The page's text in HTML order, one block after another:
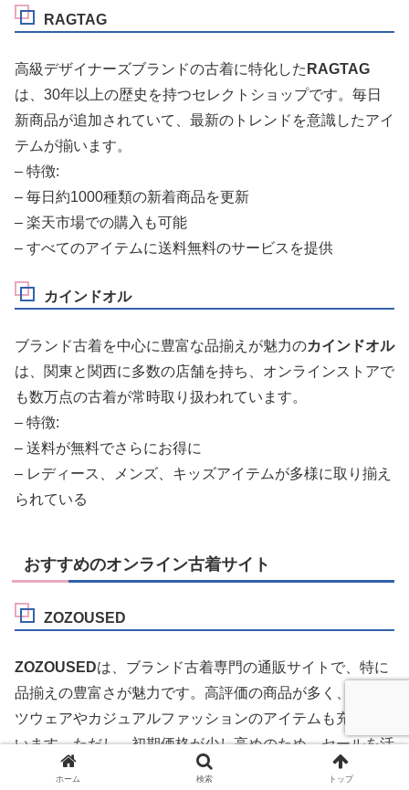
RAGTAG
高級デザイナーズブランドの古着に特化した RAGTAG
は、30年以上の歴史を持つセレクトショップです。毎日
新商品が追加されていて、最新のトレンドを意識したアイ
テムが揃います。
– 特徴:
– 毎日約1000種類の新着商品を更新
– 楽天市場での購入も可能
– すべてのアイテムに送料無料のサービスを提供
カインドオル
ブランド古着を中心に豊富な品揃えが魅力のカインドオル
は、関東と関西に多数の店舗を持ち、オンラインストアで
も数万点の古着が常時取り扱われています。
– 特徴:
– 送料が無料でさらにお得に
– レディース、メンズ、キッズアイテムが多様に取り揃え
られている
おすすめのオンライン古着サイト
ZOZOUSED
ZOZOUSEDは、ブランド古着専門の通販サイトで、特に
品揃えの豊富さが魅力です。高評価の商品が多く、スポー
ツウェアやカジュアルファッションのアイテムも充実して
います。ただし、初期価格が少し高めのため、セールを活
用するのが賢明です。
ホーム 検索 トップ